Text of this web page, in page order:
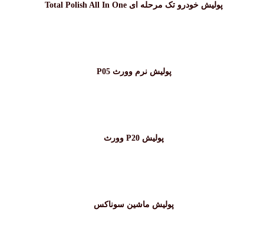
پولیش خودرو تک مرحله ای Total Polish All In One
پولیش نرم وورث P05
پولیش P20 وورث
پولیش ماشین سوناکس